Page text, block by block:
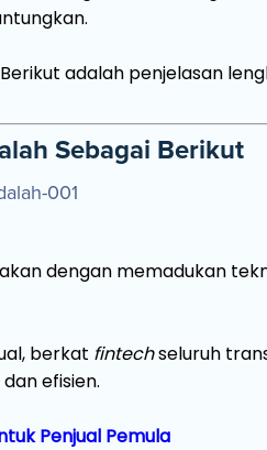
adalah penjelasan
Sebagai Berikut
dengan memadukan
berkat fintechseluruh
efisien.
Penjual Pemula